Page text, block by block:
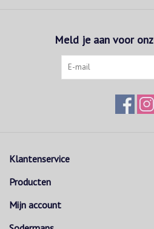
Meld je aan voor
Klantenservice
Producten
Mijn account